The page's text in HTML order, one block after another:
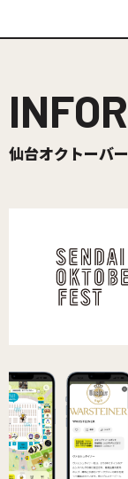
仙台オクトーバ